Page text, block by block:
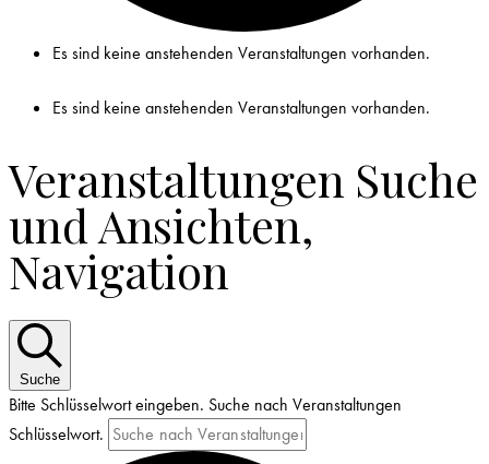
Es sind keine anstehenden Veranstaltungen vorhanden.
Es sind keine anstehenden Veranstaltungen vorhanden.
Veranstaltungen Suche
und Ansichten,
Navigation
Suche
Bitte Schlüsselwort eingeben. Suche nach Veranstaltungen
Schlüsselwort.